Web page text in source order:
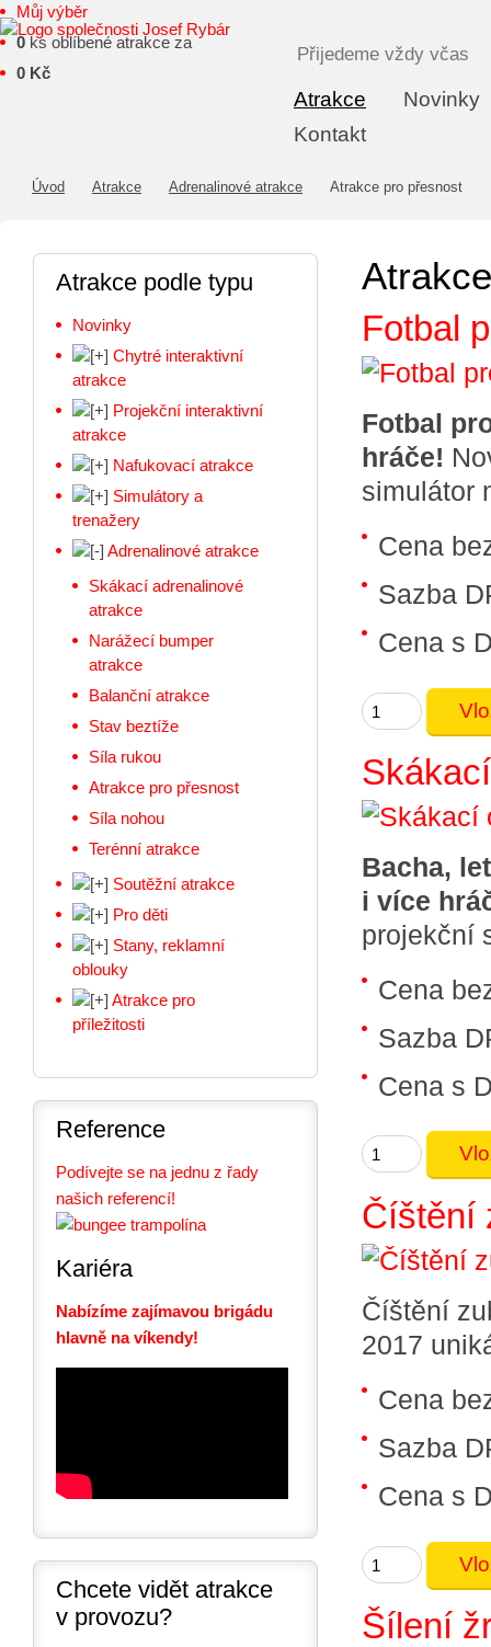
Atrakce
Novinky
Kontakt
Můj výběr
0 ks oblíbené atrakce za
0 Kč
Přijedeme vždy včas
Úvod Atrakce Adrenalinové atrakce Atrakce pro přesnost
Fotbal
Fotbal
hráče!
simulátor
Cena
Sazba
Cena s
Bacha,
i více
projekční
Cena
Sazba
Cena s
Číštění
Číštění
2017
Cena
Sazba
Cena s
Šílení
Atrakce podle typu
Novinky
Chytré interaktivní
atrakce
Projekční interaktivní
atrakce
Nafukovací atrakce
Simulátory a
trenažery
Adrenalinové atrakce
Skákací adrenalinové
atrakce
Narážecí bumper
atrakce
Balanční atrakce
Stav beztíže
Síla rukou
Atrakce pro přesnost
Síla nohou
Terénní atrakce
Soutěžní atrakce
Pro děti
Stany, reklamní
oblouky
Atrakce pro
příležitosti
Reference
Podívejte se na jednu z řady
našich referencí!
Kariéra
Nabízíme zajímavou brigádu
hlavně na víkendy!
Chcete vidět atrakce
v provozu?